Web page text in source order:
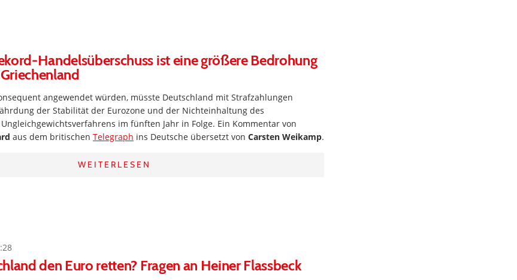
Handelsüberschuss ist eine größere Bedrohung
angewendet würden, müsste Deutschland mit Strafzahlungen
der Stabilität der Eurozone und der Nichteinhaltung des
im fünften Jahr in Folge. Ein Kommentar von
aus dem britischen Telegraph ins Deutsche übersetzt von Carsten Weikamp.
WEITERLESEN
den Euro retten? Fragen an Heiner Flassbeck